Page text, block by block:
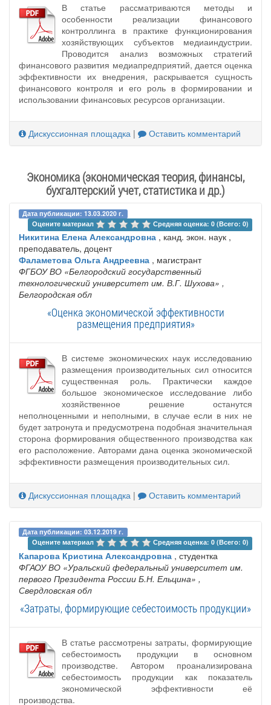
В статье рассматриваются методы и
особенности реализации финансового
контроллинга в практике функционирования
хозяйствующих субъектов медиаиндустрии.
Проводится анализ возможных стратегий
финансового развития медиапредприятий, дается оценка
эффективности их внедрения, раскрывается сущность
финансового контроля и его роль в формировании и
использовании финансовых ресурсов организации.
Дискуссионная площадка | Оставить комментарий
Экономика (экономическая теория, финансы,
бухгалтерский учет, статистика и др.)
Дата публикации: 13.03.2020 г.
Оцените материал
Средняя оценка: 0 (Всего: 0)
Никитина Елена Александровна , канд. экон. наук ,
преподаватель, доцент
Фаламетова Ольга Андреевна , магистрант
ФГБОУ ВО «Белгородский государственный
технологический университет им. В.Г. Шухова» ,
Белгородская обл
«Оценка экономической эффективности
размещения предприятия»
В системе экономических наук исследованию
размещения производительных сил относится
существенная роль. Практически каждое
большое экономическое исследование либо
хозяйственное решение останутся
неполноценными и неполными, в случае если в них не
будет затронута и предусмотрена подобная значительная
сторона формирования общественного производства как
его расположение. Авторами дана оценка экономической
эффективности размещения производительных сил.
Дискуссионная площадка | Оставить комментарий
Дата публикации: 03.12.2019 г.
Оцените материал
Средняя оценка: 0 (Всего: 0)
Капарова Кристина Александровна , студентка
ФГАОУ ВО «Уральский федеральный университет им.
первого Президента России Б.Н. Ельцина» ,
Свердловская обл
«Затраты, формирующие себестоимость продукции»
В статье рассмотрены затраты, формирующие
себестоимость продукции в основном
производстве. Автором проанализирована
себестоимость продукции как показатель
экономической эффективности её
производства.